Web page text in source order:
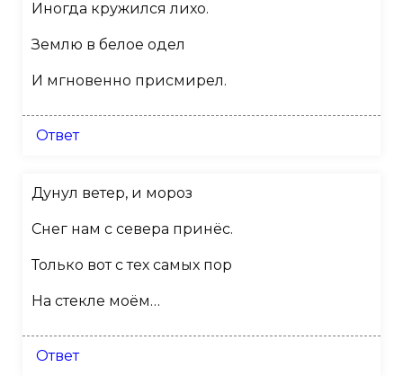
Иногда кружился лихо.
Землю в белое одел
И мгновенно присмирел.
Ответ
Дунул ветер, и мороз
Снег нам с севера принёс.
Только вот с тех самых пор
На стекле моём…
Ответ